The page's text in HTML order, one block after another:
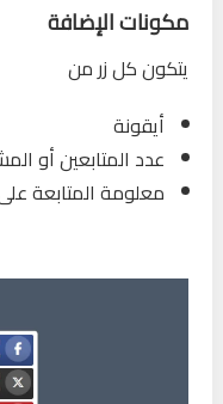
مكونات الإضافة
يتكون كل زر من
أيقونة
عدد المتابعين أو
معلومة المتابعة